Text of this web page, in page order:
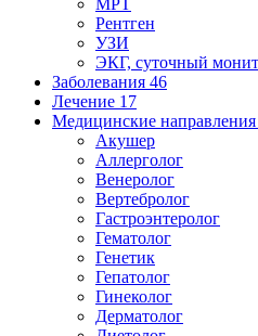
МРТ
Рентген
УЗИ
ЭКГ, суточный
Заболевания 46
Лечение 17
Медицинские направления
Акушер
Аллерголог
Венеролог
Вертебролог
Гастроэнтеролог
Гематолог
Генетик
Гепатолог
Гинеколог
Дерматолог